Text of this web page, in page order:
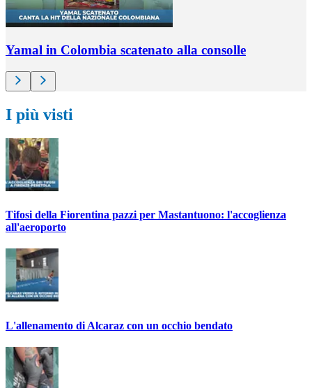
Yamal in Colombia scatenato alla consolle
I più visti
Tifosi della Fiorentina pazzi per Mastantuono: l'accoglienza
all'aeroporto
L'allenamento di Alcaraz con un occhio bendato